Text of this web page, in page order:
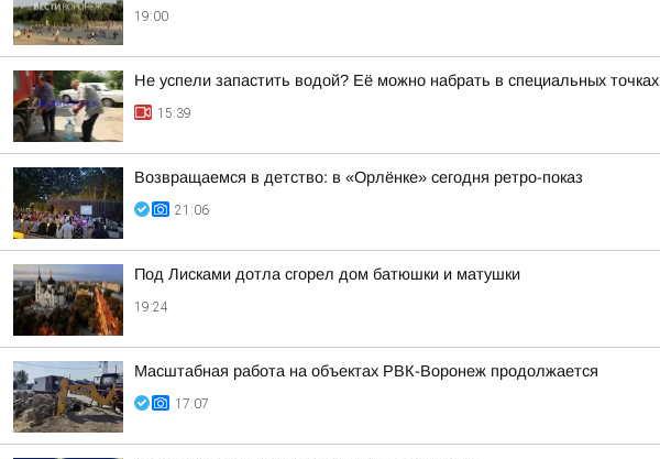
19:00
Не успели запастить водой? Её можно набрать в специальных точках
15:39
Возвращаемся в детство: в «Орлёнке» сегодня ретро-показ
21:06
Под Лисками дотла сгорел дом батюшки и матушки
19:24
Масштабная работа на объектах РВК-Воронеж продолжается
17:07